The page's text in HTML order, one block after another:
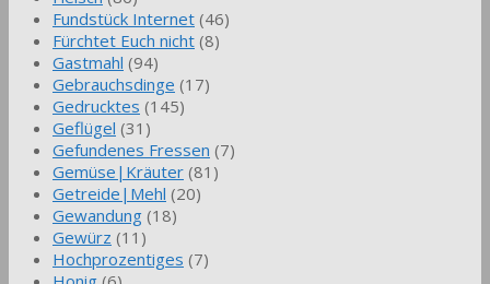
Fundstück Internet (46)
Fürchtet Euch nicht (8)
Gastmahl (94)
Gebrauchsdinge (17)
Gedrucktes (145)
Geflügel (31)
Gefundenes Fressen (7)
Gemüse|Kräuter (81)
Getreide|Mehl (20)
Gewandung (18)
Gewürz (11)
Hochprozentiges (7)